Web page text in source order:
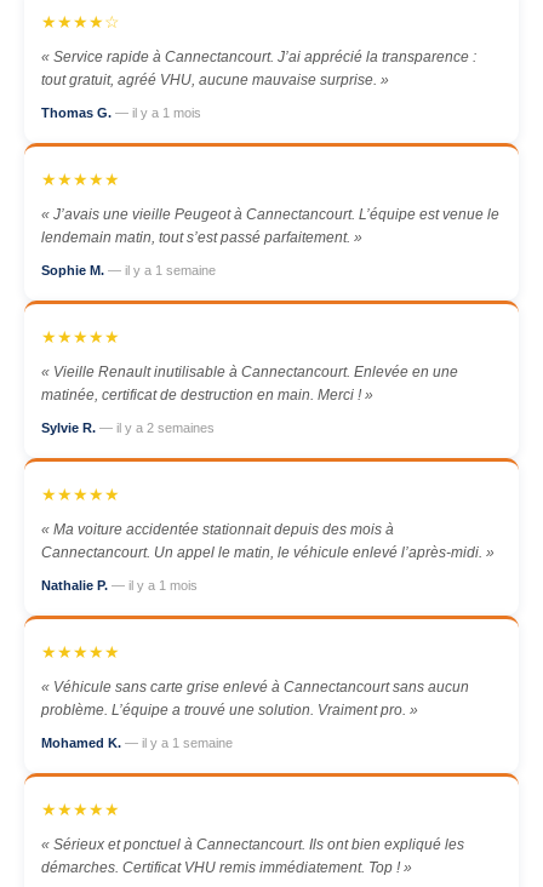
★★★★☆
« Service rapide à Cannectancourt. J’ai apprécié la transparence :
tout gratuit, agréé VHU, aucune mauvaise surprise. »
Thomas G. — il y a 1 mois
★★★★★
« J’avais une vieille Peugeot à Cannectancourt. L’équipe est venue le
lendemain matin, tout s’est passé parfaitement. »
Sophie M. — il y a 1 semaine
★★★★★
« Vieille Renault inutilisable à Cannectancourt. Enlevée en une
matinée, certificat de destruction en main. Merci ! »
Sylvie R. — il y a 2 semaines
★★★★★
« Ma voiture accidentée stationnait depuis des mois à
Cannectancourt. Un appel le matin, le véhicule enlevé l’après-midi. »
Nathalie P. — il y a 1 mois
★★★★★
« Véhicule sans carte grise enlevé à Cannectancourt sans aucun
problème. L’équipe a trouvé une solution. Vraiment pro. »
Mohamed K. — il y a 1 semaine
★★★★★
« Sérieux et ponctuel à Cannectancourt. Ils ont bien expliqué les
démarches. Certificat VHU remis immédiatement. Top ! »